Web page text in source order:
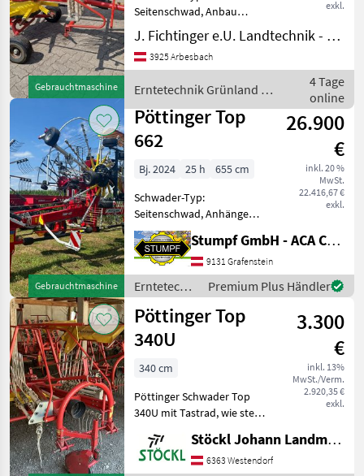
Gebrauchtmaschine
exkl.
Seitenschwad, Anbau
Schwader, Lenkachse,
Nachlaufeinrichtung,
Schwadtuch Pöttinger
mit Schwadtuch hydr.
klappbar,
Dämpfungsstreben,
J. Fichtinger e.U. Landtechnik - Metalltechnik
3925 Arbesbach
Erntetechnik Grünland /
Pöttinger
4 Tage
online
Gebrauchtmaschine
Pöttinger Top
662
26.900
€
inkl. 20 %
MwSt.
22.416,67 €
exkl.
Bj. 2024 25 h
655 cm
Schwader-Typ:
Seitenschwad, Anhänge
Schwader, Beleuchtung,
Lenkachse, Tandemachse,
Schwadtuch Der Pöttinger
Schwader, Modell Top 662,
aus dem Baujahr 2024,
stellt ein hoc
Stumpf GmbH - ACA Center Stumpf
9131 Grafenstein
Erntetechnik
Grünland /
Pöttinger
Premium Plus Händler
Pöttinger Top
340U
3.300
€
inkl. 13%
MwSt./Verm.
2.920,35 €
exkl.
340 cm
Pöttinger Schwader Top
340U mit Tastrad, wie steht,
Schwader
Stöckl Johann Landmaschinen GesmbH & Co KG
6363 Westendorf